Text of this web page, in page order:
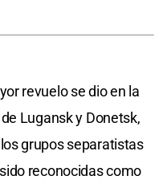
revuelo se dio en la
Lugansk y Donetsk,
grupos separatistas
reconocidas como